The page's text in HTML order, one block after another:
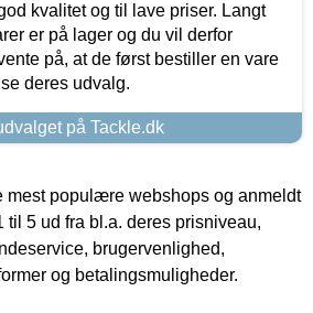
kvalitet og til lave priser. Langt
er på lager og du vil derfor
på, at de først bestiller en vare
deres udvalg.
på Tackle.dk
mest populære webshops og anmeldt
til 5 ud fra bl.a. deres prisniveau,
brugervenlighed,
og betalingsmuligheder.